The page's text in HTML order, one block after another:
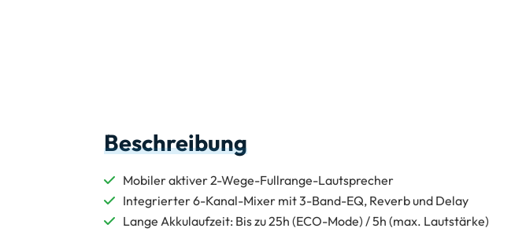
Beschreibung
Mobiler aktiver 2-Wege-Fullrange-Lautsprecher
Integrierter 6-Kanal-Mixer mit 3-Band-EQ, Reverb und Delay
Lange Akkulaufzeit: Bis zu 25h (ECO-Mode) / 5h (max. Lautstärke)